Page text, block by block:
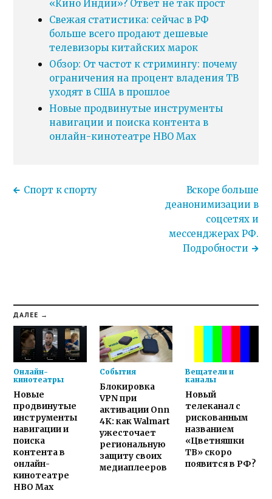
«Кино Индии»? Ответ не так прост
Свежая статистика: сейчас в РФ
больше всего продают дешевые
телевизоры китайских марок
Обзор: От частот к стримингу: почему
ограничения на процент владения ТВ
уходят в США в прошлое
Новые продвинутые инструменты
навигации и поиска контента в
онлайн-кинотеатре HBO Max
Спорт к спорту
Вскоре больше
деанонимизации в
соцсетях и
мессенджерах РФ.
Подробности
ДАЛЕЕ →
Онлайн-
кинотеатры
Новые
продвинутые
инструменты
навигации и
поиска
контента в
онлайн-
кинотеатре
HBO Max
События
Блокировка
VPN при
активации Onn
4K: как Walmart
ужесточает
региональную
защиту своих
медиаплееров
Вещатели и
каналы
Новый
телеканал с
рискованным
названием
«Цветняшки
ТВ» скоро
появится в РФ?